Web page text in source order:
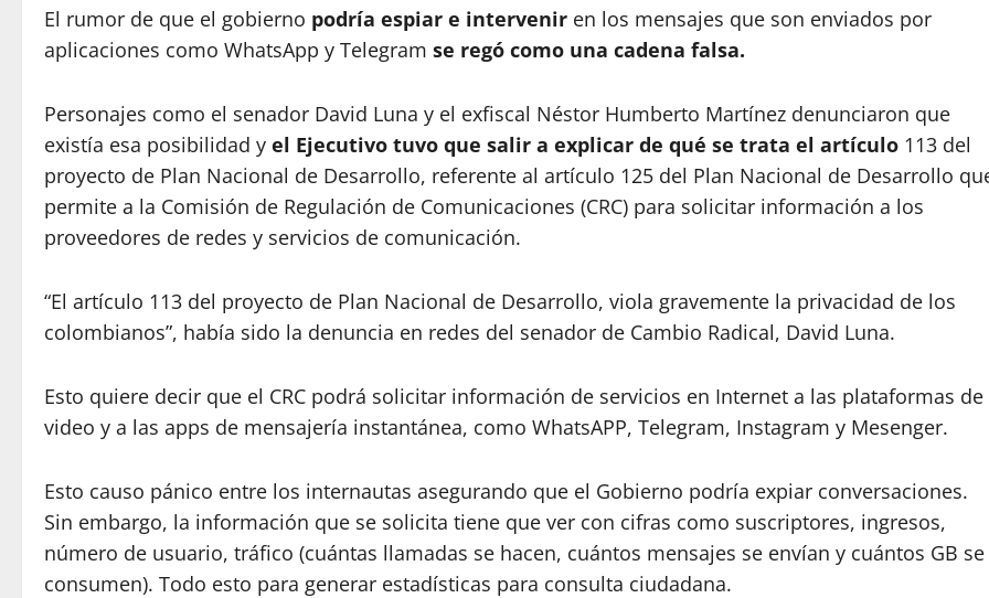
El rumor de que el gobierno podría espiar e intervenir en los mensajes que son enviados por
aplicaciones como WhatsApp y Telegram se regó como una cadena falsa.
Personajes como el senador David Luna y el exfiscal Néstor Humberto Martínez denunciaron que
existía esa posibilidad y el Ejecutivo tuvo que salir a explicar de qué se trata el artículo 113 del
proyecto de Plan Nacional de Desarrollo, referente al artículo 125 del Plan Nacional de Desarrollo
permite a la Comisión de Regulación de Comunicaciones (CRC) para solicitar información a los
proveedores de redes y servicios de comunicación.
“El artículo 113 del proyecto de Plan Nacional de Desarrollo, viola gravemente la privacidad de los
colombianos”, había sido la denuncia en redes del senador de Cambio Radical, David Luna.
Esto quiere decir que el CRC podrá solicitar información de servicios en Internet a las plataformas de
video y a las apps de mensajería instantánea, como WhatsAPP, Telegram, Instagram y Mesenger.
Esto causo pánico entre los internautas asegurando que el Gobierno podría expiar conversaciones.
Sin embargo, la información que se solicita tiene que ver con cifras como suscriptores, ingresos,
número de usuario, tráfico (cuántas llamadas se hacen, cuántos mensajes se envían y cuántos GB se
consumen). Todo esto para generar estadísticas para consulta ciudadana.